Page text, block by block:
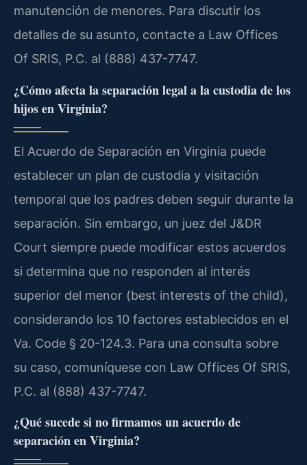
manutención de menores. Para discutir los
detalles de su asunto, contacte a Law Offices
Of SRIS, P.C. al (888) 437-7747.
¿Cómo afecta la separación legal a la custodia de los
hijos en Virginia?
El Acuerdo de Separación en Virginia puede
establecer un plan de custodia y visitación
temporal que los padres deben seguir durante la
separación. Sin embargo, un juez del J&DR
Court siempre puede modificar estos acuerdos
si determina que no responden al interés
superior del menor (best interests of the child),
considerando los 10 factores establecidos en el
Va. Code § 20-124.3. Para una consulta sobre
su caso, comuníquese con Law Offices Of SRIS,
P.C. al (888) 437-7747.
¿Qué sucede si no firmamos un acuerdo de
separación en Virginia?